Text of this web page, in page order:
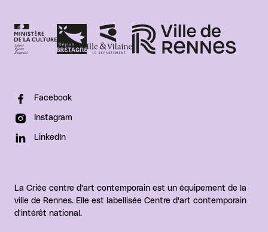
Facebook
Instagram
LinkedIn
La Criée centre d'art contemporain est un équipement de la
ville de Rennes. Elle est labellisée Centre d'art contemporain
d'intérêt national.